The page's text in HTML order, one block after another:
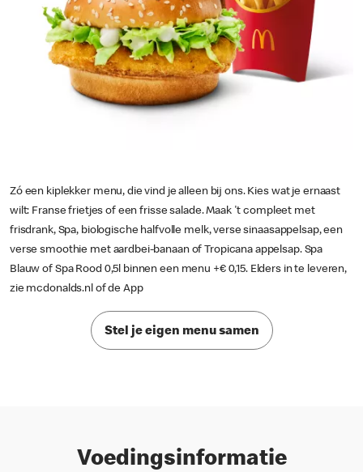
Zó een kiplekker menu, die vind je alleen bij ons. Kies wat je ernaast
wilt: Franse frietjes of een frisse salade. Maak 't compleet met
frisdrank, Spa, biologische halfvolle melk, verse sinaasappelsap, een
verse smoothie met aardbei-banaan of Tropicana appelsap. Spa
Blauw of Spa Rood 0,5l binnen een menu +€ 0,15. Elders in te leveren,
zie mcdonalds.nl of de App
Stel je eigen menu samen
Voedingsinformatie